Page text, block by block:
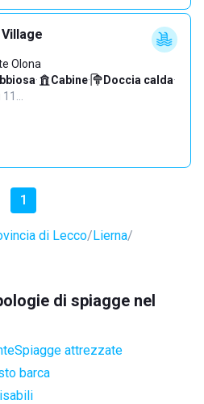
Olona
· Cabine· Doccia calda·
1
di Lecco Lierna
di spiagge nel
Spiagge attrezzate
barca